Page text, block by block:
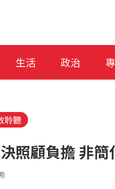
生活 政治
聆聽
照顧負擔 非簡